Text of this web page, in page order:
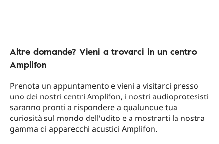
Altre domande? Vieni a trovarci in un centro
Amplifon
Prenota un appuntamento e vieni a visitarci presso
uno dei nostri centri Amplifon, i nostri audioprotesisti
saranno pronti a rispondere a qualunque tua
curiosità sul mondo dell'udito e a mostrarti la nostra
gamma di apparecchi acustici Amplifon.